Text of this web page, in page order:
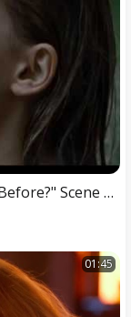
After: "Have You Never Been Touched Before?" Scene HD
01:45